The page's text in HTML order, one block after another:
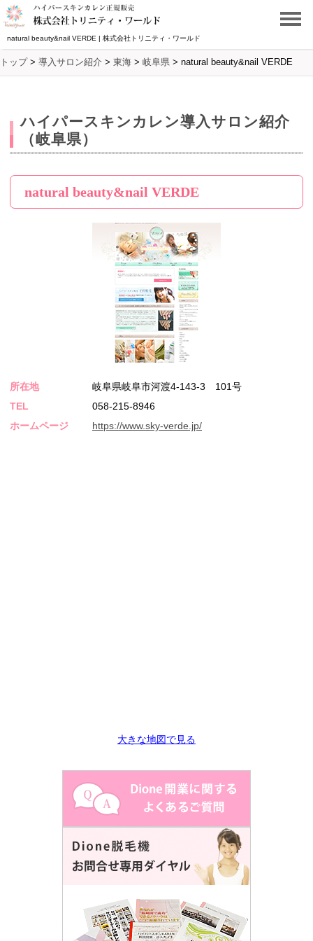
natural beauty&nail VERDE | 株式会社トリニティ・ワールド
トップ> 導入サロン紹介 > 東海 > 岐阜県 > natural beauty&nail VERDE
ハイパースキンカレン導入サロン紹介
（岐阜県）
natural beauty&nail VERDE
所在地
岐阜県岐阜市河渡4-143-3 101号
TEL
058-215-8946
ホームページ
https://www.sky-verde.jp/
大きな地図で見る